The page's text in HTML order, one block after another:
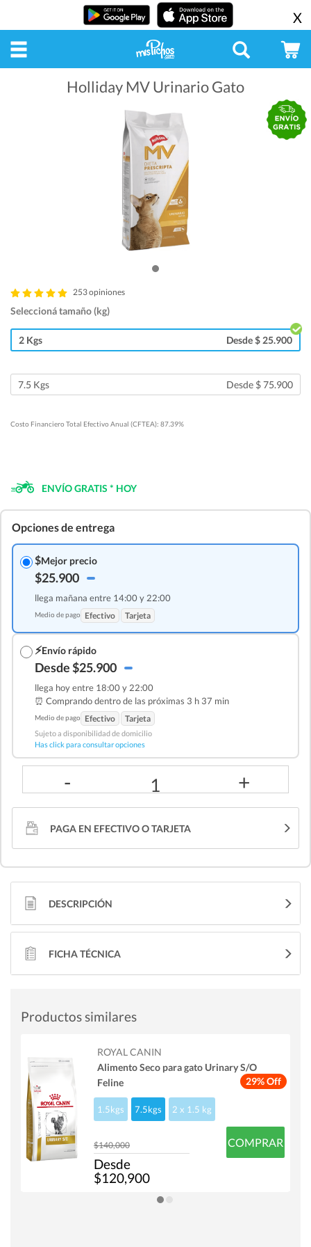
X
Holliday MV Urinario Gato
253 opiniones
Seleccioná tamaño (kg)
2 Kgs Desde $ 25.900
7.5 Kgs Desde $ 75.900
Costo Financiero Total Efectivo Anual (CFTEA): 87.39%
ENVÍO GRATIS * HOY
Opciones de entrega
$Mejor precio
$25.900
llega mañana entre 14:00 y 22:00
Medio de pago Efectivo Tarjeta
⚡Envío rápido
Desde $25.900
llega hoy entre 18:00 y 22:00
⏰ Comprando dentro de las próximas 3 h 37 min
Medio de pago Efectivo Tarjeta
Sujeto a disponibilidad de domicilio
Has click para consultar opciones
- 1 +
PAGA EN EFECTIVO O TARJETA
DESCRIPCIÓN
FICHA TÉCNICA
Productos similares
29% Off
ROYAL CANIN
Alimento Seco para gato Urinary S/O
Feline
1.5kgs 7.5kgs 2 x 1.5 kg
$140,000
Desde
$120,900
COMPRAR